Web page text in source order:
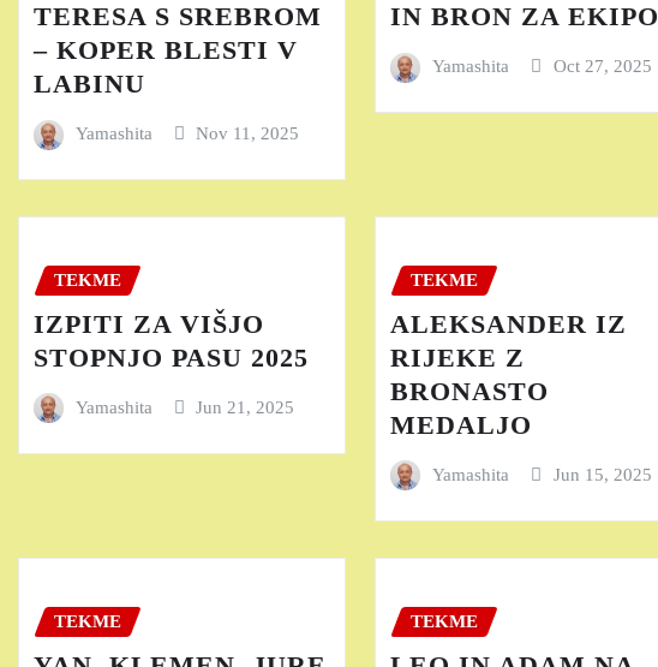
TERESA S SREBROM
– KOPER BLESTI V
LABINU
Yamashita Nov 11, 2025
IN BRON ZA EKIPO
Yamashita Oct 27, 2025
TEKME
IZPITI ZA VIŠJO
STOPNJO PASU 2025
Yamashita Jun 21, 2025
TEKME
ALEKSANDER IZ
RIJEKE Z
BRONASTO
MEDALJO
Yamashita Jun 15, 2025
TEKME TEKME